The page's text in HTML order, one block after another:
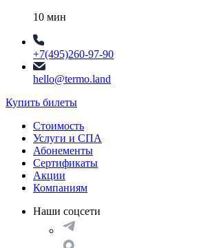
10 мин
+7(495)260-97-90
hello@termo.land
Купить билеты
Стоимость
Услуги и СПА
Абонементы
Сертификаты
Акции
Компаниям
Наши соцсети